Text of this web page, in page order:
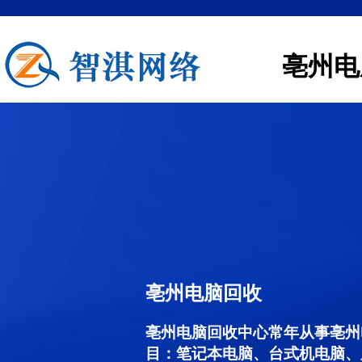
亳州
亳州电脑回收
亳州电脑回收中心常年从事亳
目：笔记本电脑、台式机电脑